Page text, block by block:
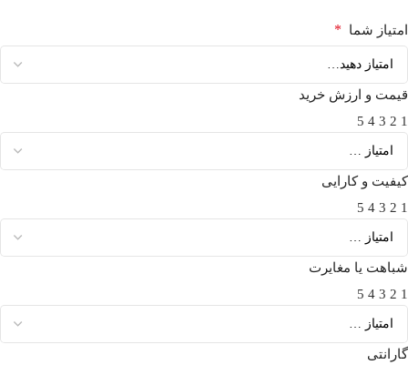
امتیاز شما *
قیمت و ارزش خرید
1
2
3
4
5
کیفیت و کارایی
1
2
3
4
5
شباهت یا مغایرت
1
2
3
4
5
گارانتی